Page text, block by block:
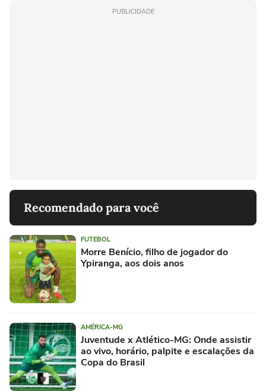
PUBLICIDADE
Recomendado para você
FUTEBOL
Morre Benício, filho de jogador do
Ypiranga, aos dois anos
AMÉRICA-MG
Juventude x Atlético-MG: Onde assistir
ao vivo, horário, palpite e escalações da
Copa do Brasil